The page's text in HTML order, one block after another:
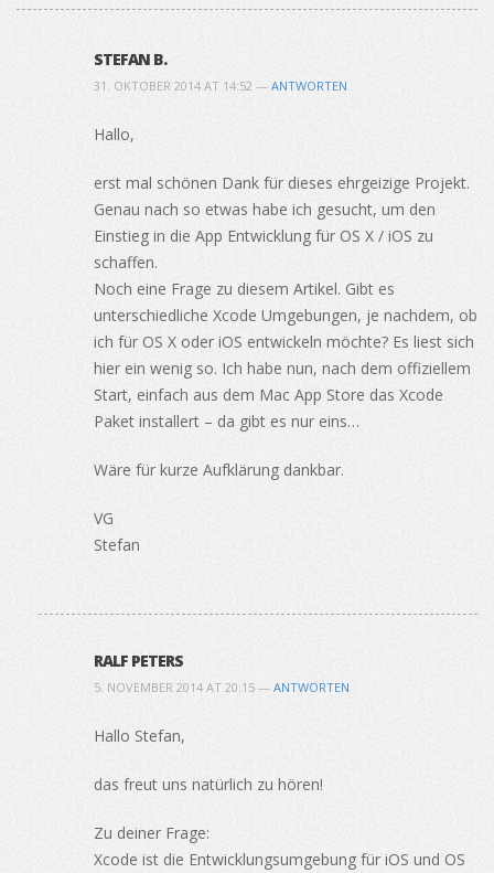
STEFAN B.
31. OKTOBER 2014 AT 14:52 — ANTWORTEN
Hallo,
erst mal schönen Dank für dieses ehrgeizige Projekt.
Genau nach so etwas habe ich gesucht, um den
Einstieg in die App Entwicklung für OS X / iOS zu
schaffen.
Noch eine Frage zu diesem Artikel. Gibt es
unterschiedliche Xcode Umgebungen, je nachdem, ob
ich für OS X oder iOS entwickeln möchte? Es liest sich
hier ein wenig so. Ich habe nun, nach dem offiziellem
Start, einfach aus dem Mac App Store das Xcode
Paket installert – da gibt es nur eins…
Wäre für kurze Aufklärung dankbar.
VG
Stefan
RALF PETERS
5. NOVEMBER 2014 AT 20:15 — ANTWORTEN
Hallo Stefan,
das freut uns natürlich zu hören!
Zu deiner Frage:
Xcode ist die Entwicklungsumgebung für iOS und OS